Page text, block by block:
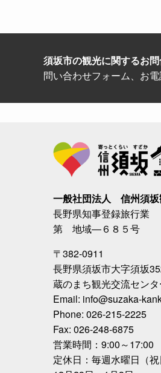
須坂市の観光に関するお
問い合わせフォーム、お
一般社団法人 信州須坂
長野県知事登録旅行業
第 地域―６８５号
〒382-0911
長野県須坂市大字須坂
蔵のまち観光交流セン
Email: info@suzaka-
Phone: 026-215-2225
Fax: 026-248-6875
営業時間：9:00～17:00
定休日：毎週水曜日（祝